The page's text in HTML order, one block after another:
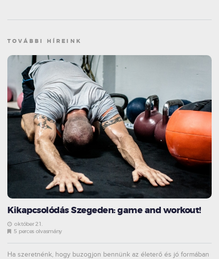
TOVÁBBI HÍREINK
Kikapcsolódás Szegeden: game and workout!
október 21.
5 perces olvasmány
Ha szeretnénk, hogy buzogjon bennünk az életerő és jó formában